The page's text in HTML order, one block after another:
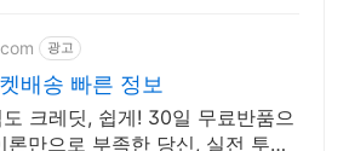
광고
배송 빠른 정보
크레딧, 쉽게! 30일 무료반품으
론만으로 부족한 당신, 실전 투자